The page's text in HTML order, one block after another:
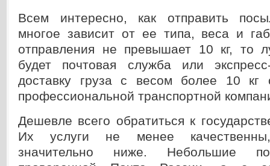
Всем интересно, как отправить
многое зависит от ее типа, веса и
отправления не превышает 10 кг, то
будет почтовая служба или
доставку груза с весом более 10 кг
профессиональной транспортной
Дешевле всего обратиться к
Их услуги не менее
значительно ниже. Небольшие